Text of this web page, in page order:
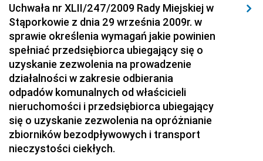
Dziennik Urzędowy Ministerstwa Hutnictwa i
Przemysłu Maszynowego
Dziennik Urzędowy Ministerstwa Zdrowia i Opieki
Społecznej
Dziennik Urzędowy Ministerstwa Rolnictwa, Leśnictwa
i Gospodarki Żywnościowej
Dziennik Urzędowy Ministra Spraw Wewnętrznych
Dziennik Urzędowy Ministra Transportu, Budownictwa
i Gospodarki Morskiej
Uchwała nr XLII/247/2009 Rady Miejskiej w
Stąporkowie z dnia 29 września 2009r. w
sprawie określenia wymagań jakie powinien
spełniać przedsiębiorca ubiegający się o
uzyskanie zezwolenia na prowadzenie
działalności w zakresie odbierania
odpadów komunalnych od właścicieli
nieruchomości i przedsiębiorca ubiegający
się o uzyskanie zezwolenia na opróżnianie
zbiorników bezodpływowych i transport
nieczystości ciekłych.